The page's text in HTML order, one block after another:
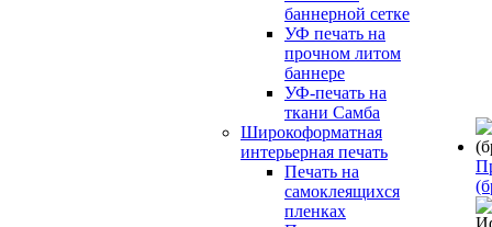
баннерной сетке
УФ печать на
прочном литом
баннере
УФ-печать на
ткани Самба
Широкоформатная
интерьерная печать
Печать на
самоклеящихся
пленках